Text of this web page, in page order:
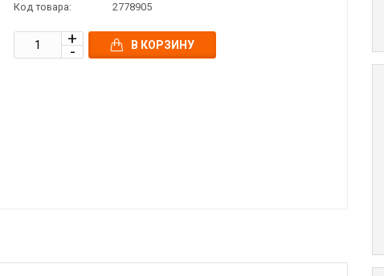
Код товара: 2778905
В КОРЗИНУ